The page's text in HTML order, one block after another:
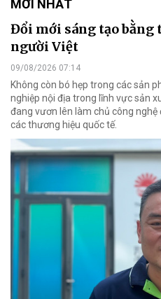
MỚI NHẤT
Đổi mới sáng tạo
người Việt
09/08/2026 07:14
Không còn bó hẹp trong các sản
nghiệp nội địa trong lĩnh vực sản
đang vươn lên làm chủ công
các thương hiệu quốc tế.